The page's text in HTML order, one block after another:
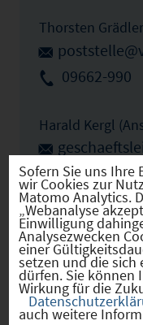
Thorsten
09662-990
Harald Kergl
09662-99-
IHK
Sibylle Aumer
Sofern Sie uns Ihre
wir Cookies zur
Matomo Analytics.
„Webanalyse
Einwilligung
Analysezwecken
einer
setzen und die sich
dürfen. Sie können
Wirkung für die
auch weitere